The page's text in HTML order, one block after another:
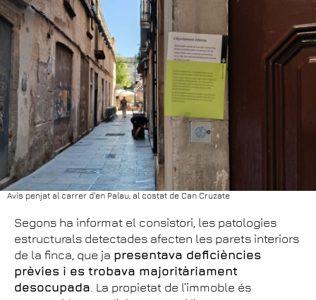
Avís penjat al carrer d'en Palau, al costat de Can Cruzate
Segons ha informat el consistori, les patologies
estructurals detectades afecten les parets interiors
de la finca, que ja presentava deficiències
prèvies i es trobava majoritàriament
desocupada . La propietat de l’immoble és